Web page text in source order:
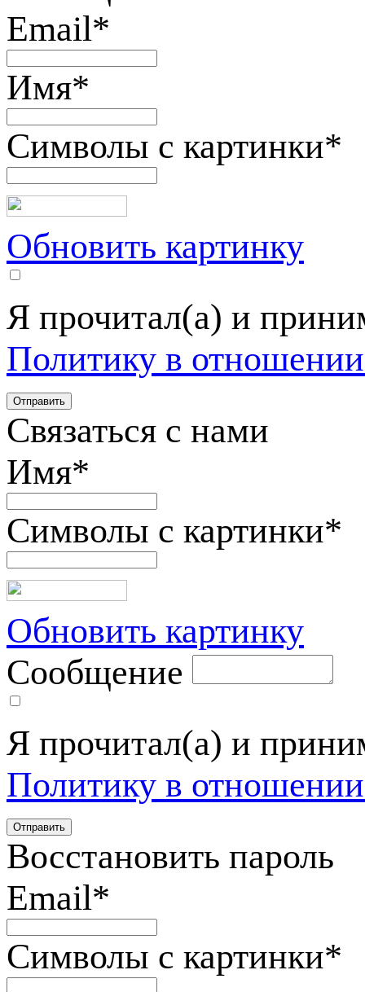
Email*
Имя*
Символы с картинки*
Обновить картинку
Я прочитал(а) и
Политику в
Связаться с нами
Имя*
Символы с картинки*
Обновить картинку
Сообщение
Я прочитал(а) и
Политику в
Восстановить пароль
Email*
Символы с картинки*